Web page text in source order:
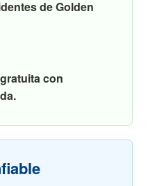
de Golden
con